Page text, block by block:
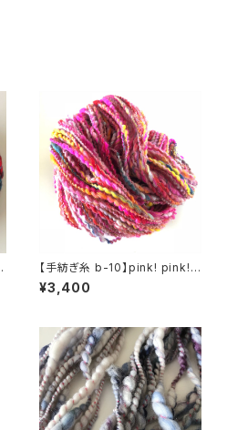
【手紡ぎ糸 b-10】pink! pink!
pink! ー 細めのアートヤーン
¥3,400